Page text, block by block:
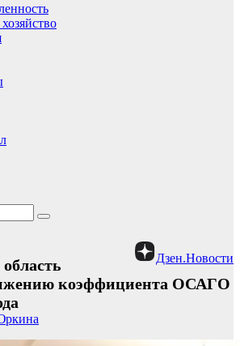
Дзен.Новости
коэффициента ОСАГО